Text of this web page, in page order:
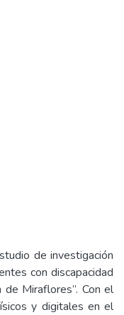
de investigación
con discapacidad
Miraflores”. Con el
y digitales en el